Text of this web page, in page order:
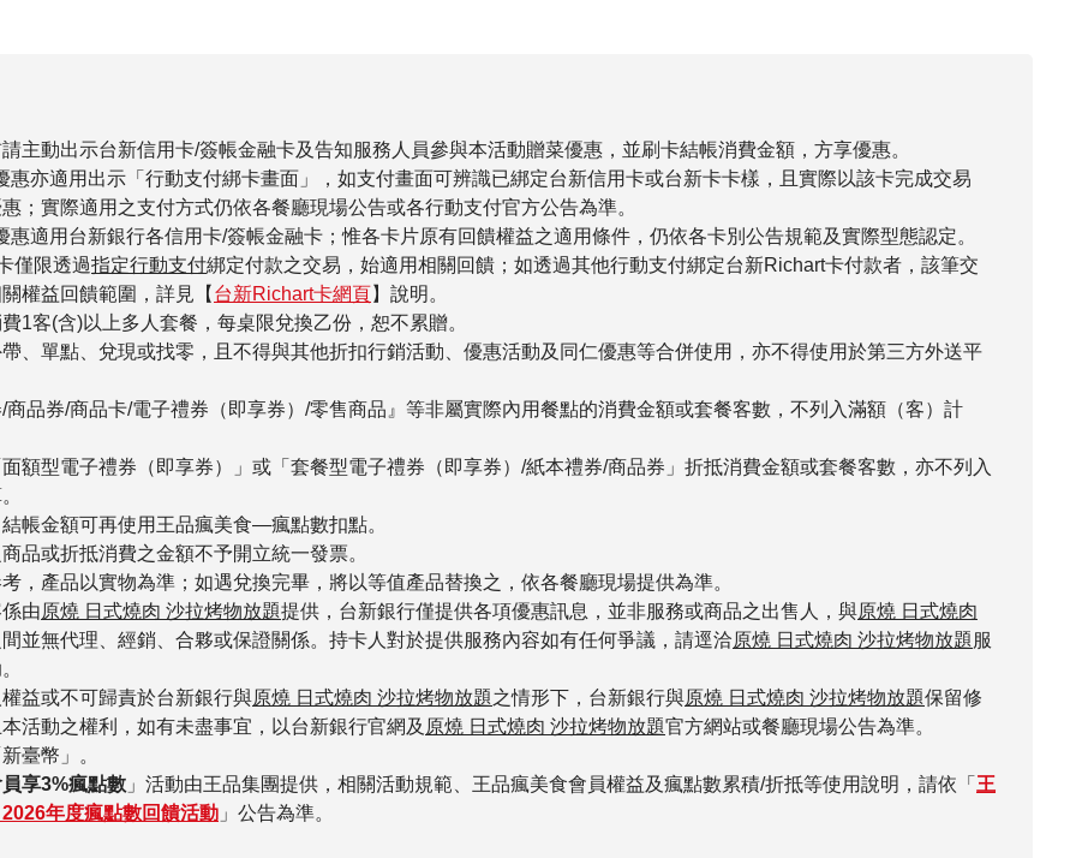
主動出示台新信用卡/簽帳金融卡及告知服務人員參與本活動贈菜優惠，並刷卡結帳消費金額，方享優惠。
惠亦適用出示「行動支付綁卡畫面」，如支付畫面可辨識已綁定台新信用卡或台新卡卡樣，且實際以該卡完成交易
；實際適用之支付方式仍依各餐廳現場公告或各行動支付官方公告為準。
惠適用台新銀行各信用卡/簽帳金融卡；惟各卡片原有回饋權益之適用條件，仍依各卡別公告規範及實際型態認定。
僅限透過指定行動支付綁定付款之交易，始適用相關回饋；如透過其他行動支付綁定台新Richart卡付款者，該筆交
權益回饋範圍，詳見【 台新Richart卡網頁】說明。
1客(含)以上多人套餐，每桌限兌換乙份，恕不累贈。
、單點、兌現或找零，且不得與其他折扣行銷活動、優惠活動及同仁優惠等合併使用，亦不得使用於第三方外送平
商品券/商品卡/電子禮券（即享券）/零售商品』等非屬實際內用餐點的消費金額或套餐客數，不列入滿額（客）計
額型電子禮券（即享券）」或「套餐型電子禮券（即享券）/紙本禮券/商品券」折抵消費金額或套餐客數，亦不列入
帳金額可再使用王品瘋美食—瘋點數扣點。
品或折抵消費之金額不予開立統一發票。
，產品以實物為準；如遇兌換完畢，將以等值產品替換之，依各餐廳現場提供為準。
由原燒 日式燒肉 沙拉烤物放題提供，台新銀行僅提供各項優惠訊息，並非服務或商品之出售人，與原燒 日式燒肉
並無代理、經銷、合夥或保證關係。持卡人對於提供服務內容如有任何爭議，請逕洽原燒 日式燒肉 沙拉烤物放題 服
益或不可歸責於台新銀行與原燒 日式燒肉 沙拉烤物放題之情形下，台新銀行與原燒 日式燒肉 沙拉烤物放題保留修
活動之權利，如有未盡事宜，以台新銀行官網及 原燒 日式燒肉 沙拉烤物放題官方網站或餐廳現場公告為準。
臺幣」。
享3%瘋點數 」活動由王品集團提供，相關活動規範、王品瘋美食會員權益及瘋點數累積/折抵等使用說明，請依「 王
年度瘋點數回饋活動 」公告為準。